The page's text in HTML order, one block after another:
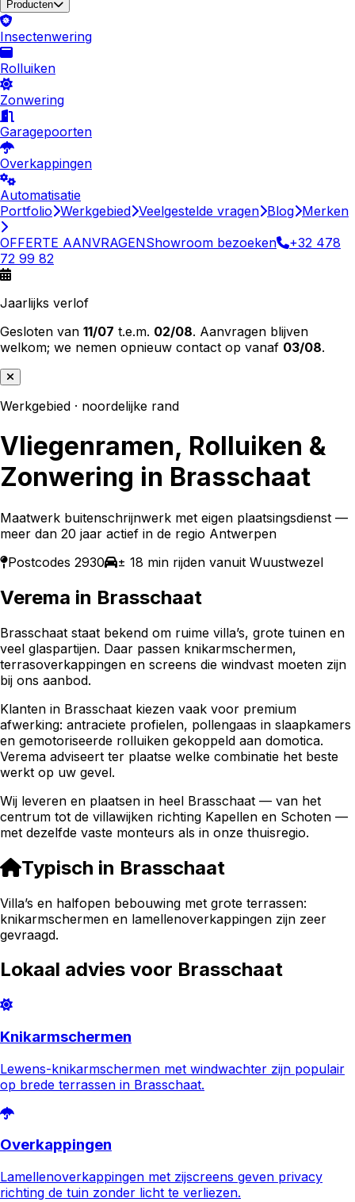
Producten
Insectenwering
Rolluiken
Zonwering
Garagepoorten
Overkappingen
Automatisatie
Portfolio Werkgebied Veelgestelde vragen Blog Merken
OFFERTE AANVRAGENShowroom bezoeken
+32 478
72 99 82
Jaarlijks verlof
Gesloten van 11/07 t.e.m. 02/08. Aanvragen blijven
welkom; we nemen opnieuw contact op vanaf 03/08.
Werkgebied · noordelijke rand
Vliegenramen, Rolluiken &
Zonwering in Brasschaat
Maatwerk buitenschrijnwerk met eigen plaatsingsdienst —
meer dan 20 jaar actief in de regio Antwerpen
Postcodes 2930 ± 18 min rijden vanuit Wuustwezel
Verema in Brasschaat
Brasschaat staat bekend om ruime villa’s, grote tuinen en
veel glaspartijen. Daar passen knikarmschermen,
terrasoverkappingen en screens die windvast moeten zijn
bij ons aanbod.
Klanten in Brasschaat kiezen vaak voor premium
afwerking: antraciete profielen, pollengaas in slaapkamers
en gemotoriseerde rolluiken gekoppeld aan domotica.
Verema adviseert ter plaatse welke combinatie het beste
werkt op uw gevel.
Wij leveren en plaatsen in heel Brasschaat — van het
centrum tot de villawijken richting Kapellen en Schoten —
met dezelfde vaste monteurs als in onze thuisregio.
Typisch in Brasschaat
Villa’s en halfopen bebouwing met grote terrassen:
knikarmschermen en lamellenoverkappingen zijn zeer
gevraagd.
Lokaal advies voor Brasschaat
Knikarmschermen
Lewens-knikarmschermen met windwachter zijn populair
op brede terrassen in Brasschaat.
Overkappingen
Lamellenoverkappingen met zijscreens geven privacy
richting de tuin zonder licht te verliezen.